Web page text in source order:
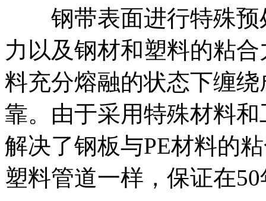
钢带表面进行特殊预
力以及钢材和塑料的粘
料充分熔融的状态下缠
靠。由于采用特殊材料
解决了钢板与PE材料的
塑料管道一样，保证在